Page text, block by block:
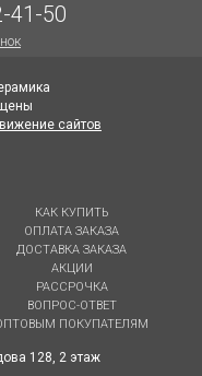
41-50
сайтов
КАК КУПИТЬ
ОПЛАТА ЗАКАЗА
ДОСТАВКА ЗАКАЗА
АКЦИИ
РАССРОЧКА
ВОПРОС-ОТВЕТ
ПОКУПАТЕЛЯМ
128, 2 этаж